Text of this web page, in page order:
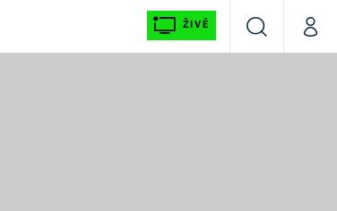
ŽIVĚ
VyhledáváníMůj